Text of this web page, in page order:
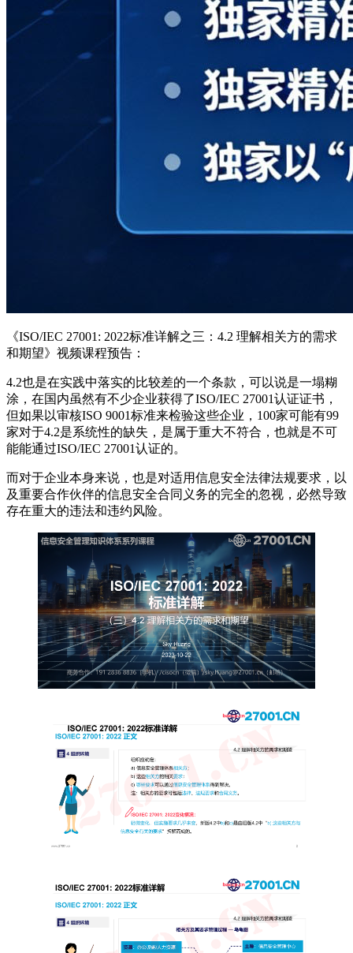
《ISO/IEC 27001: 2022标准详解之三：4.2 理解相关方的需求
和期望》视频课程预告：
4.2也是在实践中落实的比较差的一个条款，可以说是一塌糊
涂，在国内虽然有不少企业获得了ISO/IEC 27001认证证书，
但如果以审核ISO 9001标准来检验这些企业，100家可能有99
家对于4.2是系统性的缺失，是属于重大不符合，也就是不可
能能通过ISO/IEC 27001认证的。
而对于企业本身来说，也是对适用信息安全法律法规要求，以
及重要合作伙伴的信息安全合同义务的完全的忽视，必然导致
存在重大的违法和违约风险。